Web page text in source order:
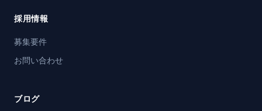
採用情報
募集要件
お問い合わせ
ブログ